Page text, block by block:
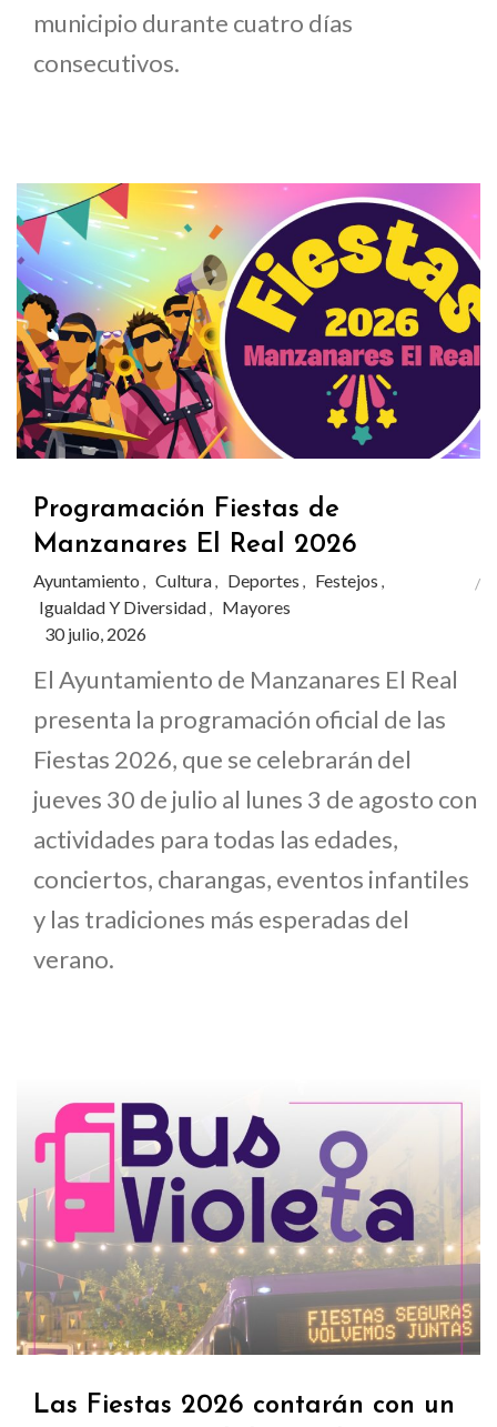
municipio durante cuatro días
consecutivos.
Programación Fiestas de
Manzanares El Real 2026
Ayuntamiento , Cultura, Deportes , Festejos ,
Igualdad Y Diversidad, Mayores
30 julio, 2026
El Ayuntamiento de Manzanares El Real
presenta la programación oficial de las
Fiestas 2026, que se celebrarán del
jueves 30 de julio al lunes 3 de agosto con
actividades para todas las edades,
conciertos, charangas, eventos infantiles
y las tradiciones más esperadas del
verano.
Las Fiestas 2026 contarán con un